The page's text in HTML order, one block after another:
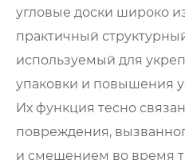
угловые доски широко
практичный
используемый для
упаковки и повышения
Их функция тесно
повреждения,
и смещением во время